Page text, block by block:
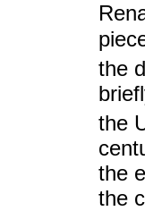
the
the
the
the